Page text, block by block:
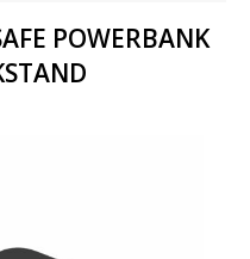
POWERBANK